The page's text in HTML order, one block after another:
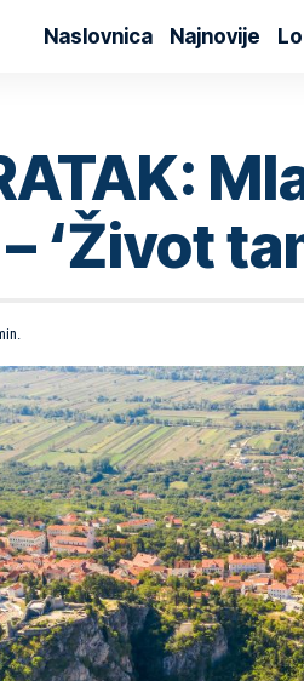
Naslovnica Najnovije
‘Život